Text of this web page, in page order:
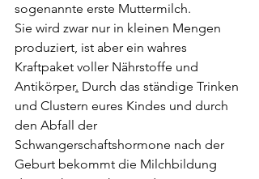
sogenannte erste Muttermilch.
Sie wird zwar nur in kleinen Mengen
produziert, ist aber ein wahres
Kraftpaket voller Nährstoffe und
Antikörper. Durch das ständige Trinken
und Clustern eures Kindes und durch
den Abfall der
Schwangerschaftshormone nach der
Geburt bekommt die Milchbildung